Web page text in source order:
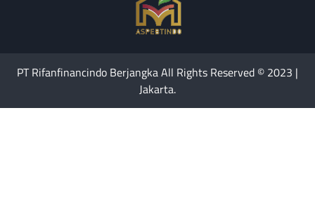
PT Rifanfinancindo Berjangka All Rights Reserved © 2023 |
Jakarta.